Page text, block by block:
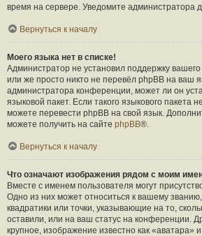
время на сервере. Уведомите администратора
Вернуться к началу
Моего языка нет в списке!
Администратор не установил поддержку
или же просто никто не перевёл phpBB на ваш
администратора конференции, может ли он
языковой пакет. Если такого языкового пакета
можете перевести phpBB на свой язык.
можете получить на сайте phpBB®.
Вернуться к началу
Что означают изображения рядом с моим
Вместе с именем пользователя могут
Одно из них может относиться к вашему
квадратики или точки, указывающие на то,
оставили, или на ваш статус на конференции.
крупное, изображение известно как «аватара»